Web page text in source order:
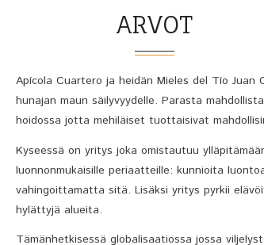
ARVOT
Apícola Cuartero ja heidän Mieles del Tío
hunajan maun säilyvyydelle. Parasta
hoidossa jotta mehiläiset tuottaisivat
Kyseessä on yritys joka omistautuu
luonnonmukaisille periaatteille: kunnioita
vahingoittamatta sitä. Lisäksi yritys pyrkii
hylättyjä alueita.
Tämänhetkisessä globalisaatiossa jossa